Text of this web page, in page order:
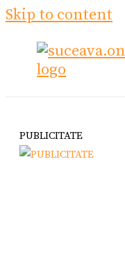
Skip to content
PUBLICITATE